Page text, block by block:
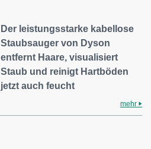
Der leistungsstarke kabellose
Staubsauger von Dyson
entfernt Haare, visualisiert
Staub und reinigt Hartböden
jetzt auch feucht
mehr